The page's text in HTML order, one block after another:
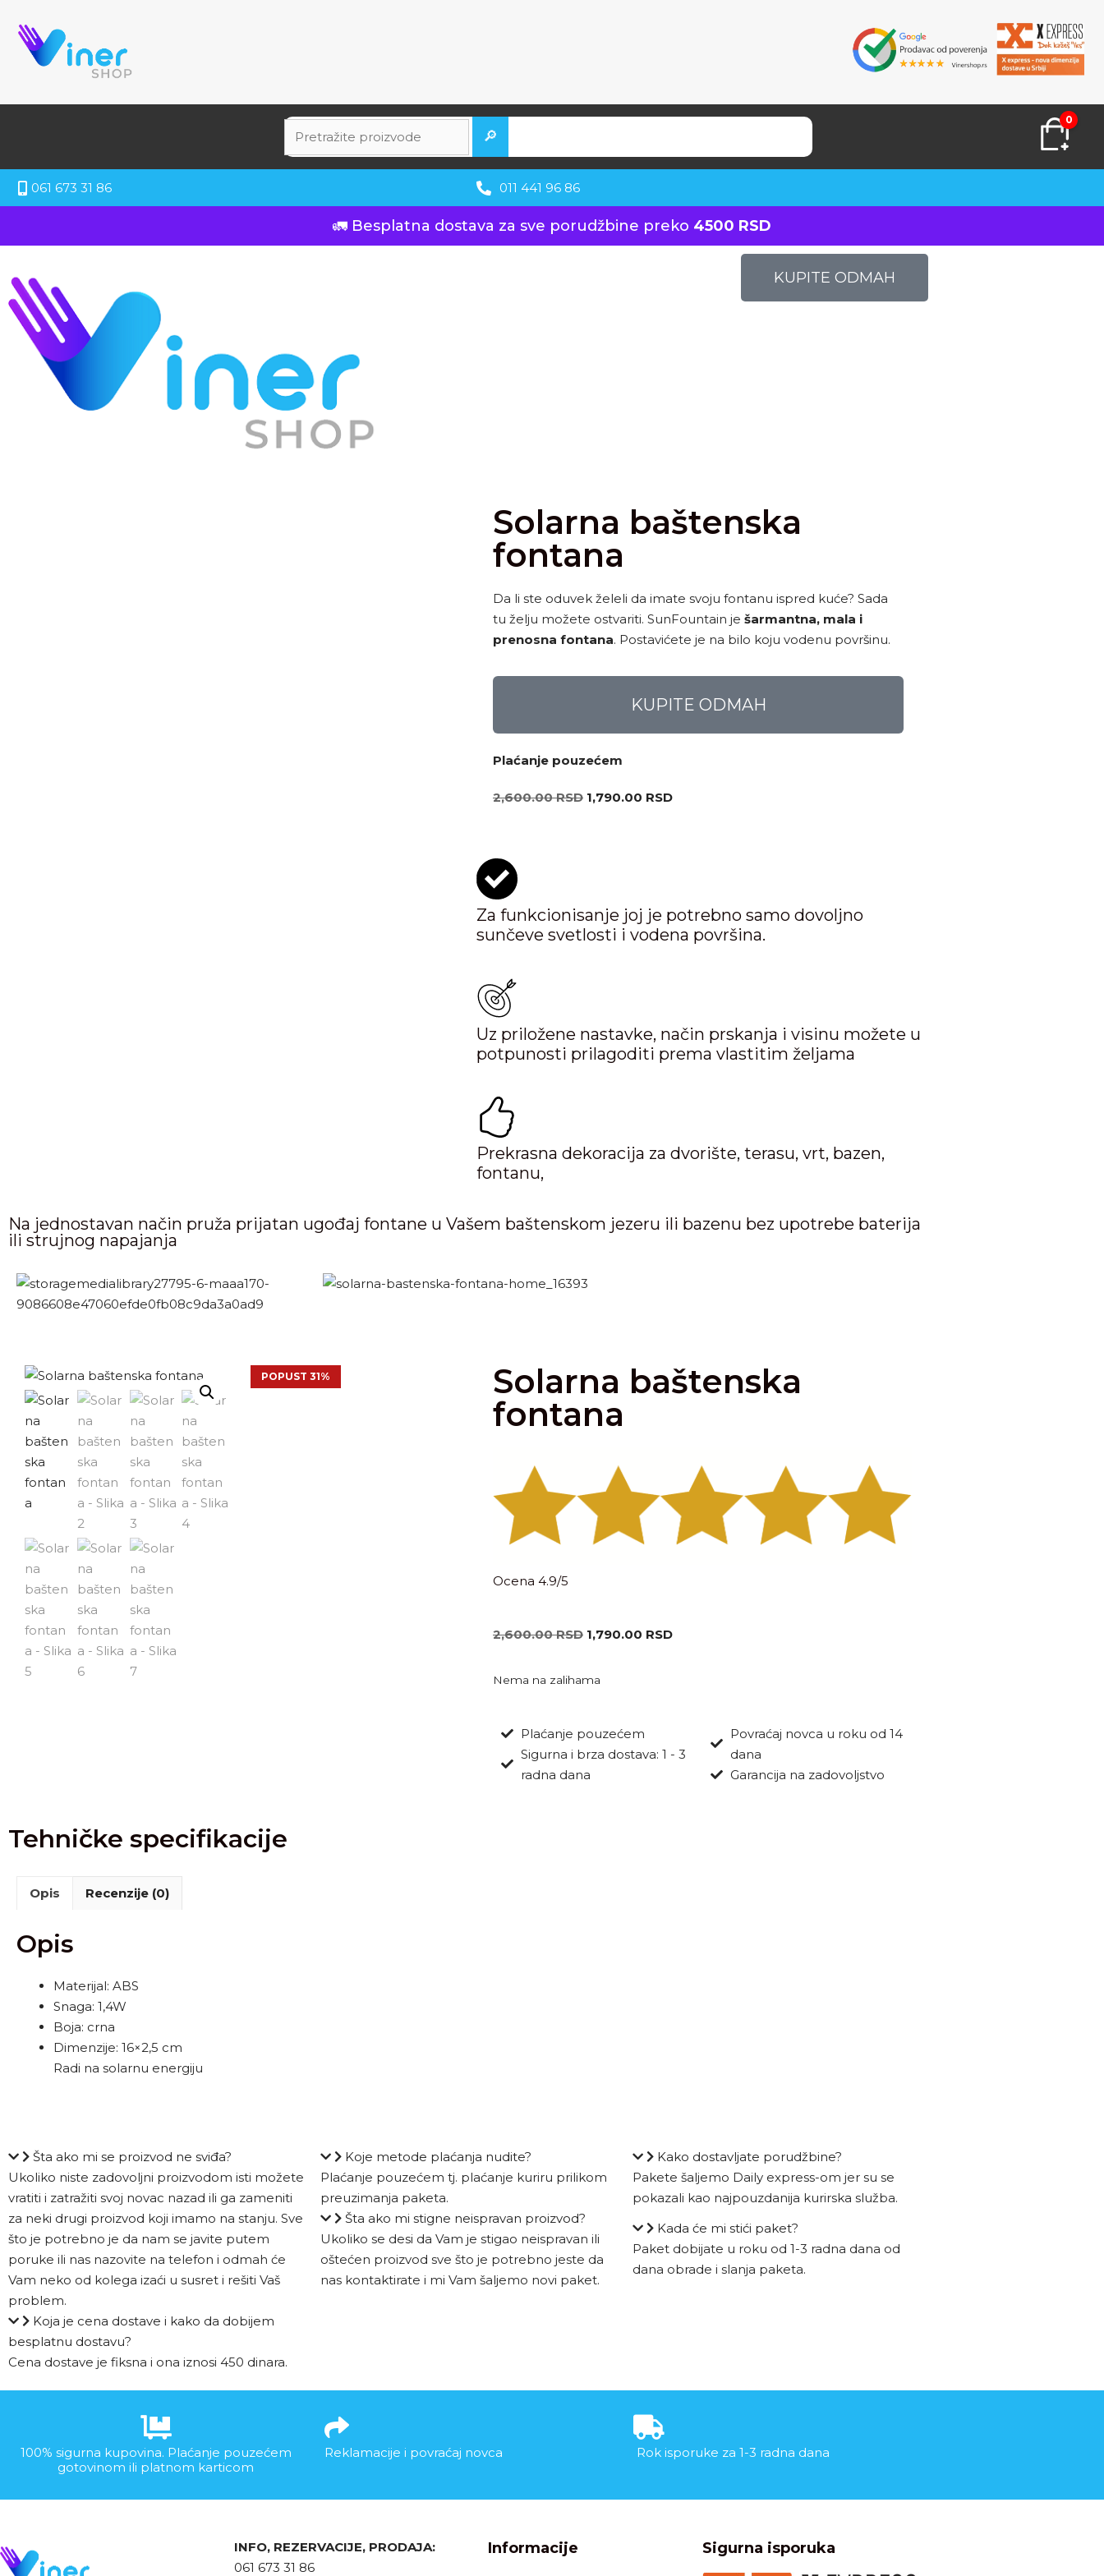
🔎
0
061 673 31 86 011 441 96 86
🚛 Besplatna dostava za sve porudžbine preko 4500 RSD
KUPITE ODMAH
Solarna baštenska
fontana
Da li ste oduvek želeli da imate svoju fontanu ispred kuće? Sada
tu želju možete ostvariti. SunFountain je šarmantna, mala i
prenosna fontana. Postavićete je na bilo koju vodenu površinu.
KUPITE ODMAH
Plaćanje pouzećem
2,600.00RSD 1,790.00 RSD
Za funkcionisanje joj je potrebno samo dovoljno
sunčeve svetlosti i vodena površina.
Uz priložene nastavke, način prskanja i visinu možete u
potpunosti prilagoditi prema vlastitim željama
Prekrasna dekoracija za dvorište, terasu, vrt, bazen,
fontanu,
Na jednostavan način pruža prijatan ugođaj fontane u Vašem baštenskom jezeru ili bazenu bez upotrebe baterija
ili strujnog napajanja
POPUST 31%
Solarna baštenska
fontana
Ocena 4.9/5
2,600.00RSD 1,790.00 RSD
Nema na zalihama
Plaćanje pouzećem
Sigurna i brza dostava: 1 - 3
radna dana
Povraćaj novca u roku od 14
dana
Garancija na zadovoljstvo
Tehničke specifikacije
Opis Recenzije (0)
Opis
Materijal: ABS
Snaga: 1,4W
Boja: crna
Dimenzije: 16×2,5 cm
Radi na solarnu energiju
Šta ako mi se proizvod ne sviđa?
Ukoliko niste zadovoljni proizvodom isti možete
vratiti i zatražiti svoj novac nazad ili ga zameniti
za neki drugi proizvod koji imamo na stanju. Sve
što je potrebno je da nam se javite putem
poruke ili nas nazovite na telefon i odmah će
Vam neko od kolega izaći u susret i rešiti Vaš
problem.
Koja je cena dostave i kako da dobijem
besplatnu dostavu?
Cena dostave je fiksna i ona iznosi 450 dinara.
Koje metode plaćanja nudite?
Plaćanje pouzećem tj. plaćanje kuriru prilikom
preuzimanja paketa.
Šta ako mi stigne neispravan proizvod?
Ukoliko se desi da Vam je stigao neispravan ili
oštećen proizvod sve što je potrebno jeste da
nas kontaktirate i mi Vam šaljemo novi paket.
Kako dostavljate porudžbine?
Pakete šaljemo Daily express-om jer su se
pokazali kao najpouzdanija kurirska služba.
Kada će mi stići paket?
Paket dobijate u roku od 1-3 radna dana od
dana obrade i slanja paketa.
100% sigurna kupovina. Plaćanje pouzećem
gotovinom ili platnom karticom
Reklamacije i povraćaj novca Rok isporuke za 1-3 radna dana
INFO, REZERVACIJE, PRODAJA:
061 673 31 86
Informacije Sigurna isporuka